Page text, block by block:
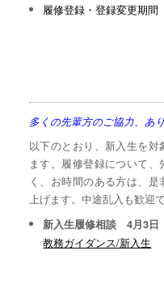
履修登録・登録変更期間
多くの先輩方のご協力、あ
以下のとおり、新入生を
ます。履修登録について
く、お時間のある方は、
上げます。中途乱入も歓迎で
新入生履修相談 4月3日
教務ガイダンス/新入生